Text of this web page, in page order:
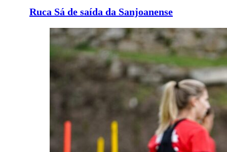
Ruca Sá de saída da Sanjoanense